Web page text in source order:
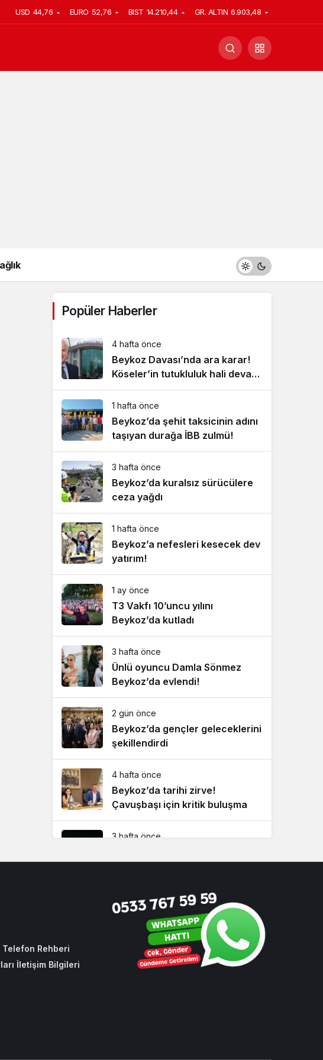
USD 44,76 EURO 52,76 BIST 14.210,44 GR. ALTIN 6.903,48
Popüler Haberler
4 hafta önce
Beykoz Davası’nda ara karar!
Köseler’in tutukluluk hali devam
ediyor!
1 hafta önce
Beykoz’da şehit taksicinin adını
taşıyan durağa İBB zulmü!
3 hafta önce
Beykoz’da kuralsız sürücülere
ceza yağdı
1 hafta önce
Beykoz’a nefesleri kesecek dev
yatırım!
1 ay önce
T3 Vakfı 10’uncu yılını
Beykoz’da kutladı
3 hafta önce
Ünlü oyuncu Damla Sönmez
Beykoz’da evlendi!
2 gün önce
Beykoz’da gençler geleceklerini
şekillendirdi
4 hafta önce
Beykoz’da tarihi zirve!
Çavuşbaşı için kritik buluşma
3 hafta önce
4 hafta önce
Süper Lig’de 2026-2027 sezonu
fikstürü Beykoz’da çekildi!
Telefon Rehberi
İletişim Bilgileri